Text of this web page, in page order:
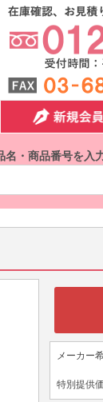
名・商品番号を入
メーカー
特別提供